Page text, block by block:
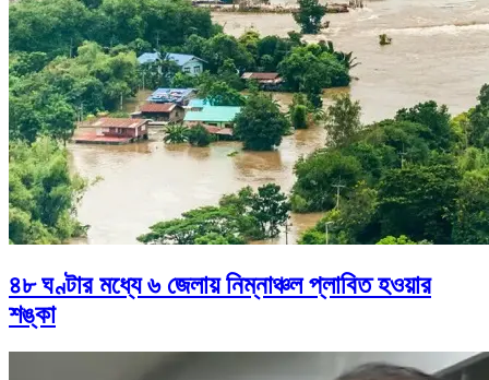
৪৮ ঘণ্টার মধ্যে ৬ জেলায় নিম্নাঞ্চল প্লাবিত হওয়ার
শঙ্কা